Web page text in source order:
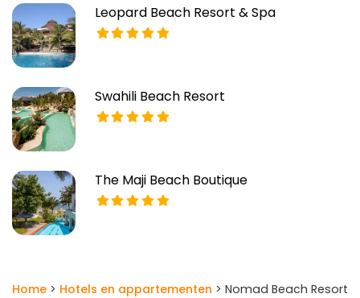
Leopard Beach Resort & Spa
Swahili Beach Resort
The Maji Beach Boutique
Home > Hotels en appartementen > Nomad Beach Resort